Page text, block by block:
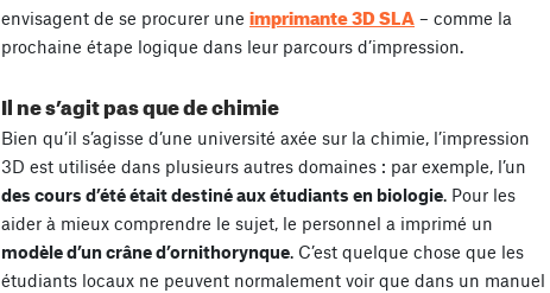
envisagent de se procurer une imprimante 3D SLA – comme la
prochaine étape logique dans leur parcours d’impression.
Il ne s’agit pas que de chimie
Bien qu’il s’agisse d’une université axée sur la chimie, l’impression
3D est utilisée dans plusieurs autres domaines : par exemple, l’un
des cours d’été était destiné aux étudiants en biologie. Pour les
aider à mieux comprendre le sujet, le personnel a imprimé un
modèle d’un crâne d’ornithorynque. C’est quelque chose que les
étudiants locaux ne peuvent normalement voir que dans un manuel